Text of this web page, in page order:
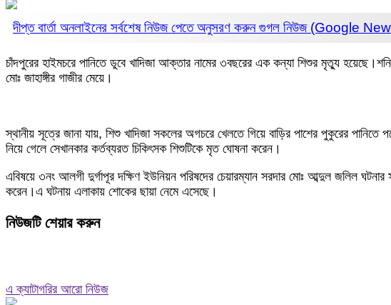
দীপ্ত বার্তা অনলাইনের সর্বশেষ নিউজ পেতে অনুসরণ করুনগুগল নিউজ (Google
চাঁদপুরের হাইমচরে পানিতে ডুবে খাদিজা আক্তার নামের ৩বছরের এক কন্যা শিশুর মৃত্যু
মোঃ জাহাঙ্গীর গাজীর মেয়ে।
স্থানীয় সূত্রে জানা যায়, শিশু খাদিজা সকলের অগচরে খেলতে গিয়ে বাড়ির পাশের পুকুরের
নিয়ে গেলে সেখানকার কর্তব্যরত চিকিৎসক শিশুটিকে মৃত ঘোষনা করেন।
এবিষয়ে ৩নং আলগী দুর্গাপূর দক্ষিণ ইউনিয়ন পরিষদের চেয়ারম্যান সরদার মোঃ আব্দুল জলিল
করেন।এ ঘটনায় এলাকায় শোকের ছায়া নেমে এসেছে।
নিউজটি শেয়ার করুন
এ ক্যাটাগরির আরো নিউজ